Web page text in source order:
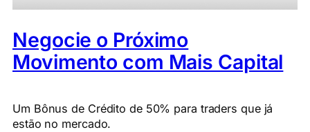
Negocie o Próximo
Movimento com Mais Capital
Um Bônus de Crédito de 50% para traders que já
estão no mercado.